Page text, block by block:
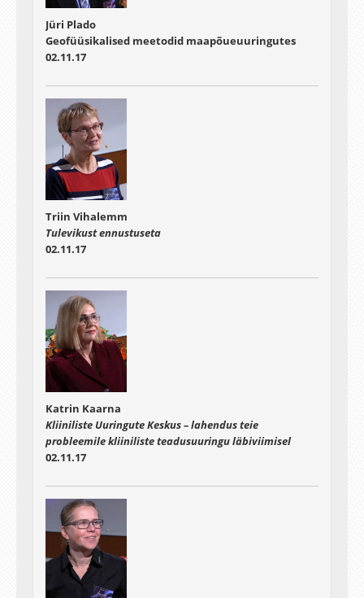
Jüri Plado
Geofüüsikalised meetodid maapõueuuringutes
02.11.17
Triin Vihalemm
Tulevikust ennustuseta
02.11.17
Katrin Kaarna
Kliiniliste Uuringute Keskus – lahendus teie
probleemile kliiniliste teadusuuringu läbiviimisel
02.11.17